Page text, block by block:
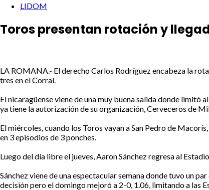
LIDOM
Toros presentan rotación y
LA ROMANA.- El derecho Carlos Rodríguez encabeza la
tres en el Corral.
El nicaragüense viene de una muy buena salida donde
ya tiene la autorización de su organización, Cerveceros de
El miércoles, cuando los Toros vayan a San Pedro de
en 3 episodios de 3 ponches.
Luego del día libre el jueves, Aaron Sánchez regresa al
Sánchez viene de una espectacular semana donde tuvo un
decisión pero el domingo mejoró a 2-0, 1.06, limitando a las